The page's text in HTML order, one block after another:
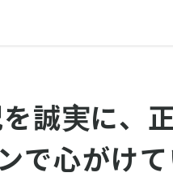
誠実に、
で心がけ